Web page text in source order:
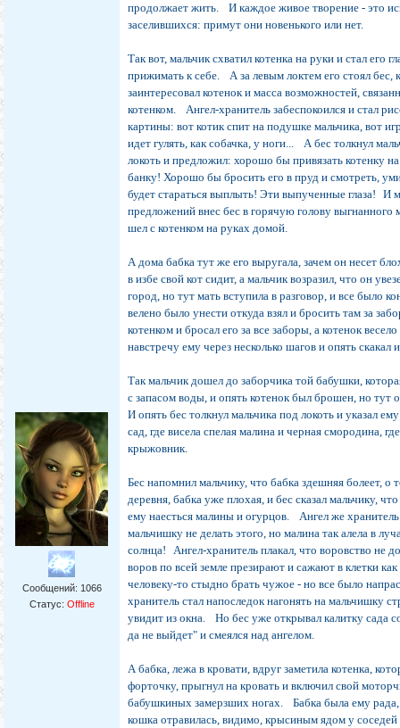
Сообщений: 1066
Статус: Offline
продолжает жить. И каждое живое творение - это
заселившихся: примут они новенького или нет.
Так вот, мальчик схватил котенка на руки и стал его
прижимать к себе. А за левым локтем его стоял бес,
заинтересовал котенок и масса возможностей,
котенком. Ангел-хранитель забеспокоился и стал
картины: вот котик спит на подушке мальчика, вот
идет гулять, как собачка, у ноги... А бес толкнул
локоть и предложил: хорошо бы привязать котенку
банку! Хорошо бы бросить его в пруд и смотреть,
будет стараться выплыть! Эти выпученные глаза! И
предложений внес бес в горячую голову выгнанного
шел с котенком на руках домой.
А дома бабка тут же его выругала, зачем он несет
в избе свой кот сидит, а мальчик возразил, что он
город, но тут мать вступила в разговор, и все было
велено было унести откуда взял и бросить там за
котенком и бросал его за все заборы, а котенок
навстречу ему через несколько шагов и опять скакал
Так мальчик дошел до заборчика той бабушки,
с запасом воды, и опять котенок был брошен, но
И опять бес толкнул мальчика под локоть и указал
сад, где висела спелая малина и черная смородина,
крыжовник.
Бес напомнил мальчику, что бабка здешняя болеет, о
деревня, бабка уже плохая, и бес сказал мальчику,
ему наесться малины и огурцов. Ангел же хранитель
мальчишку не делать этого, но малина так алела в
солнца! Ангел-хранитель плакал, что воровство не
воров по всей земле презирают и сажают в клетки
человеку-то стыдно брать чужое - но все было
хранитель стал напоследок нагонять на мальчишку
увидит из окна. Но бес уже открывал калитку сада
да не выйдет" и смеялся над ангелом.
А бабка, лежа в кровати, вдруг заметила котенка,
форточку, прыгнул на кровать и включил свой
бабушкиных замерзших ногах. Бабка была ему рада,
кошка отравилась, видимо, крысиным ядом у